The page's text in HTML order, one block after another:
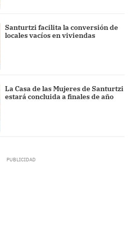
Santurtzi facilita la conversión de
locales vacíos en viviendas
La Casa de las Mujeres de Santurtzi
estará concluida a finales de año